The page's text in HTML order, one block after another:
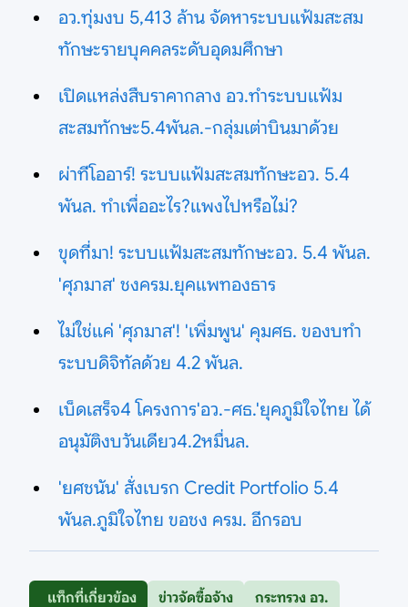
อว.ทุ่มงบ 5,413 ล้าน จัดหาระบบแฟ้มสะสม
ทักษะรายบุคคลระดับอุดมศึกษา
เปิดแหล่งสืบราคากลาง อว.ทำระบบแฟ้ม
สะสมทักษะ5.4พันล.-กลุ่มเต่าบินมาด้วย
ผ่าทีโออาร์! ระบบแฟ้มสะสมทักษะอว. 5.4
พันล. ทำเพื่ออะไร?แพงไปหรือไม่?
ขุดที่มา! ระบบแฟ้มสะสมทักษะอว. 5.4 พันล.
'ศุภมาส' ชงครม.ยุคแพทองธาร
ไม่ใช่แค่ 'ศุภมาส'! 'เพิ่มพูน' คุมศธ. ของบทำ
ระบบดิจิทัลด้วย 4.2 พันล.
เบ็ดเสร็จ4 โครงการ'อว.-ศธ.'ยุคภูมิใจไทย ได้
อนุมัติงบวันเดียว4.2หมื่นล.
'ยศชนัน' สั่งเบรก Credit Portfolio 5.4
พันล.ภูมิใจไทย ขอชง ครม. อีกรอบ
แท็กที่เกี่ยวข้อง ข่าวจัดซื้อจ้าง กระทรวง อว.